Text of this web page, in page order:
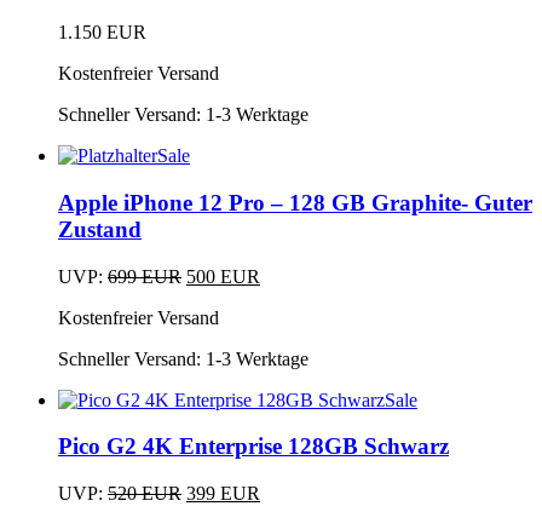
1.150 EUR
Kostenfreier Versand
Schneller Versand: 1-3 Werktage
Sale
Apple iPhone 12 Pro – 128 GB Graphite- Guter
Zustand
UVP: 699EUR Ursprünglicher
war:
500 EUR
Kostenfreier Versand
Schneller Versand: 1-3 Werktage
Sale
Pico G2 4K Enterprise 128GB Schwarz
UVP: 520EUR Ursprünglicher
399 EUR